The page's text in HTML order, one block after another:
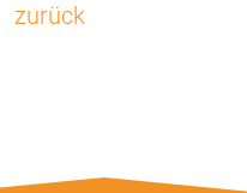
zurück